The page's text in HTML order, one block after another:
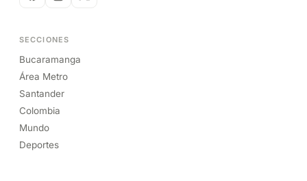
SECCIONES
Bucaramanga
Área Metro
Santander
Colombia
Mundo
Deportes